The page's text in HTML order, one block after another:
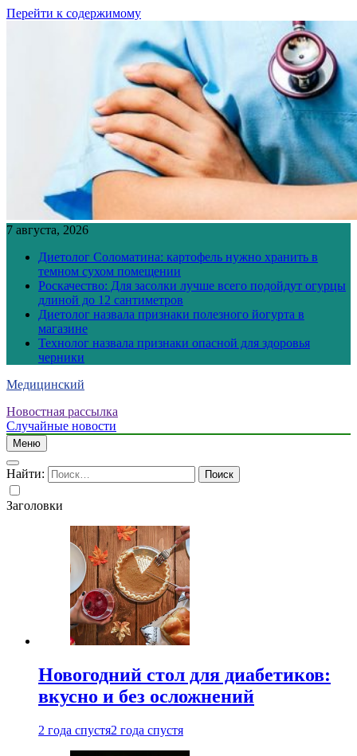
Перейти к содержимому
7 августа, 2026
Диетолог Соломатина: картофель нужно хранить в
темном сухом помещении
Роскачество: Для засолки лучше всего подойдут огурцы
длиной до 12 сантиметров
Диетолог назвала признаки полезного йогурта в
магазине
Технолог назвала признаки опасной для здоровья
черники
Медицинский
Новостная рассылка
Случайные новости
Меню
Найти:
Заголовки
Новогодний стол для диабетиков:
вкусно и без осложнений
2 года спустя2 года спустя